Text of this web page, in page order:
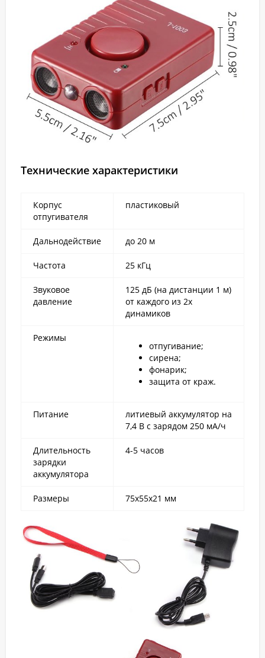
Технические характеристики
Корпус
отпугивателя
пластиковый
Дальнодействие до 20 м
Частота 25 кГц
Звуковое
давление
125 дБ (на дистанции 1 м)
от каждого из 2х
динамиков
Режимы
отпугивание;
сирена;
фонарик;
защита от краж.
Питание
литиевый аккумулятор на
7,4 В с зарядом 250 мА/ч
Длительность
зарядки
аккумулятора
4-5 часов
Размеры 75х55х21 мм